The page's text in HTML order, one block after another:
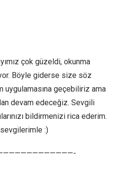
çok güzeldi, okunma
Böyle giderse size söz
geçebiliriz ama
devam edeceğiz. Sevgili
bildirmenizi rica ederim.
:)